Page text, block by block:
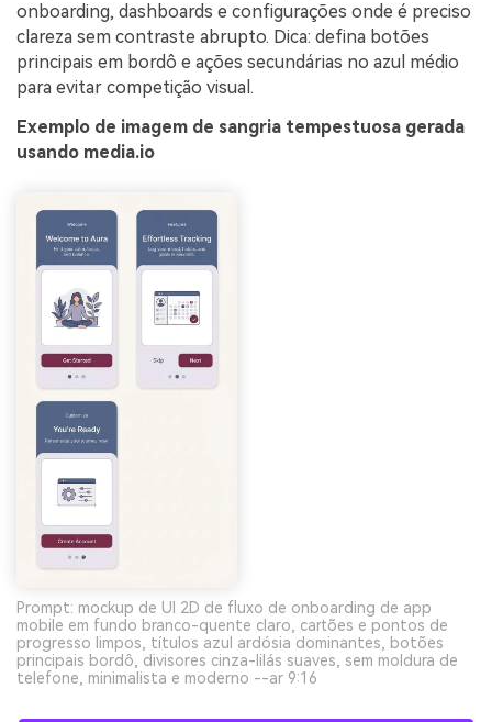
onboarding, dashboards e configurações onde é preciso
clareza sem contraste abrupto. Dica: defina botões
principais em bordô e ações secundárias no azul médio
para evitar competição visual.
Exemplo de imagem de sangria tempestuosa gerada
usando media.io
Prompt: mockup de UI 2D de fluxo de onboarding de app
mobile em fundo branco-quente claro, cartões e pontos de
progresso limpos, títulos azul ardósia dominantes, botões
principais bordô, divisores cinza-lilás suaves, sem moldura de
telefone, minimalista e moderno --ar 9:16